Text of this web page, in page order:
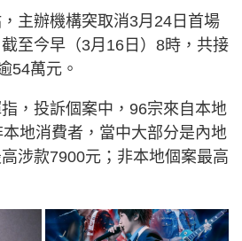
主辦機構突取消3月24日首場
至今早（3月16日）8時，共接
54萬元。
，投訴個案中，96宗來自本地
地消費者，當中大部分是內地
涉款7900元；非本地個案最高